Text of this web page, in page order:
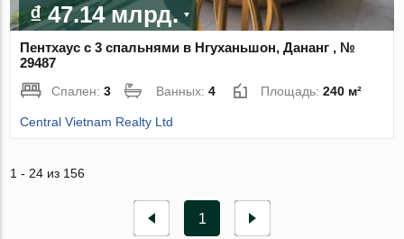
₫ 47.14 млрд.
Пентхаус с 3 спальнями в Нгуханьшон, Дананг , №
29487
Спален:3 Ванных:4 Площадь:240 м²
Central Vietnam Realty Ltd
1 - 24 из 156
1